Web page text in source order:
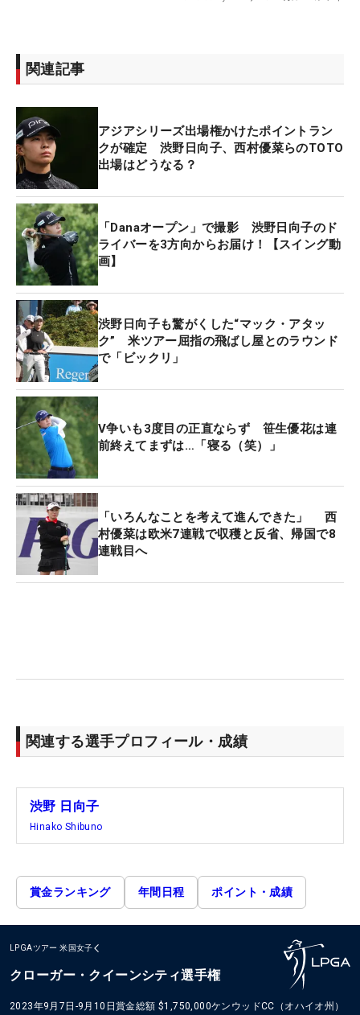
関連記事
アジアシリーズ出場権かけたポイントラン
クが確定 渋野日向子、西村優菜らのTOTO
出場はどうなる？
「Danaオープン」で撮影 渋野日向子のド
ライバーを3方向からお届け！【スイング動
画】
渋野日向子も驚がくした“マック・アタッ
ク” 米ツアー屈指の飛ばし屋とのラウンド
で「ビックリ」
V争いも3度目の正直ならず 笹生優花は連
前終えてまずは…「寝る（笑）」
「いろんなことを考えて進んできた」 西
村優菜は欧米7連戦で収穫と反省、帰国で8
連戦目へ
関連する選手プロフィール・成績
渋野 日向子
Hinako Shibuno
賞金ランキング 年間日程 ポイント・成績
LPGAツアー 米国女子
クローガー・クイーンシティ選手権
2023年9月7日-9月10日賞金総額 $1,750,000ケンウッドCC（オハイオ州）